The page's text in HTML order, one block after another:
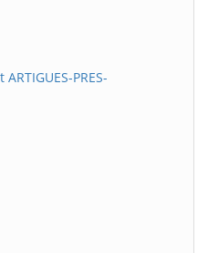
PRES-